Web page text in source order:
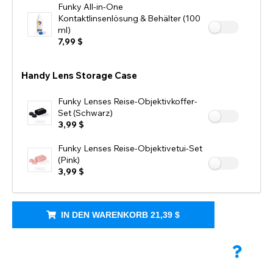
Funky All-in-One
Kontaktlinsenlösung & Behälter (100
ml)
7,99 $
Handy Lens Storage Case
Funky Lenses Reise-Objektivkoffer-
Set (Schwarz)
3,99 $
Funky Lenses Reise-Objektivetui-Set
(Pink)
3,99 $
IN DEN WARENKORB21,39 $